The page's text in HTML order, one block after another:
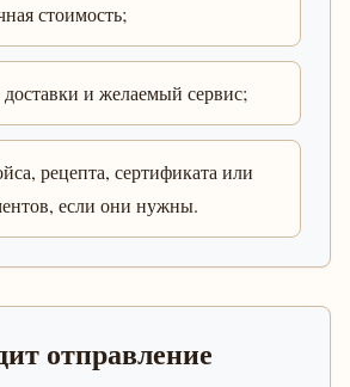
стоимость;
и желаемый сервис;
рецепта, сертификата или
если они нужны.
отправление